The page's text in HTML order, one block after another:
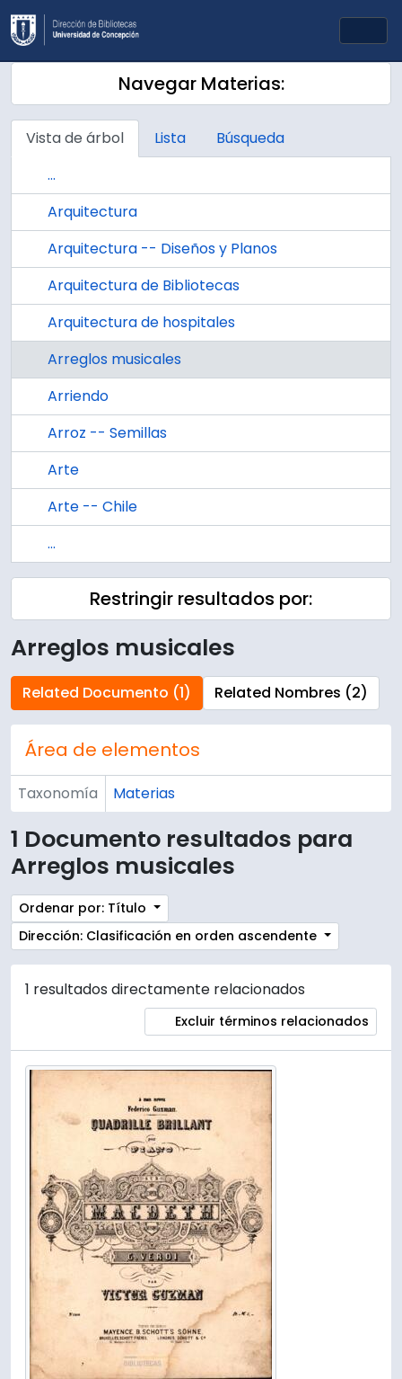
Skip to main content
Navegar Materias:
Vista de árbol Lista
Búsqueda
...
Arquitectura
Arquitectura -- Diseños y Planos
Arquitectura de Bibliotecas
Arquitectura de hospitales
Arreglos musicales
Arriendo
Arroz -- Semillas
Arte
Arte -- Chile
...
Restringir resultados por:
Arreglos musicales
Related Documento (1) Related Nombres (2)
Área de elementos
Taxonomía Materias
1 Documento resultados para
Arreglos musicales
Ordenar por: Título
Dirección: Clasificación en orden ascendente
1 resultados directamente relacionados
Excluir términos relacionados